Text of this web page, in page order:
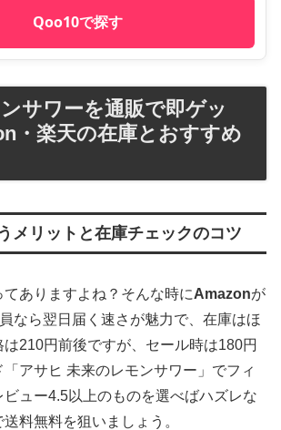
Qoo10で探す
サワーを通販で即ゲッ
・楽天の在庫とおすすめ
メリットと在庫チェックのコツ
ありますよね？そんな時にAmazonが
なら翌日届く速さが魅力で、在庫はほ
210円前後ですが、セール時は180円
アサヒ 未来のレモンサワー」でフィ
ビュー4.5以上のものを選べばハズレな
料無料を狙いましょう。